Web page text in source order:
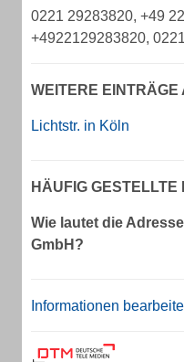
0221 29283820, +49
+4922129283820,
WEITERE EINTRÄGE
Lichtstr. in Köln
HÄUFIG GESTELLTE
Wie lautet die
GmbH?
Informationen